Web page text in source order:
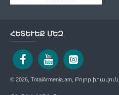
ՀԵՏԵՒԵՔ ՄԵԶ
© 2026, TotalArmenia.am, Բոլոր